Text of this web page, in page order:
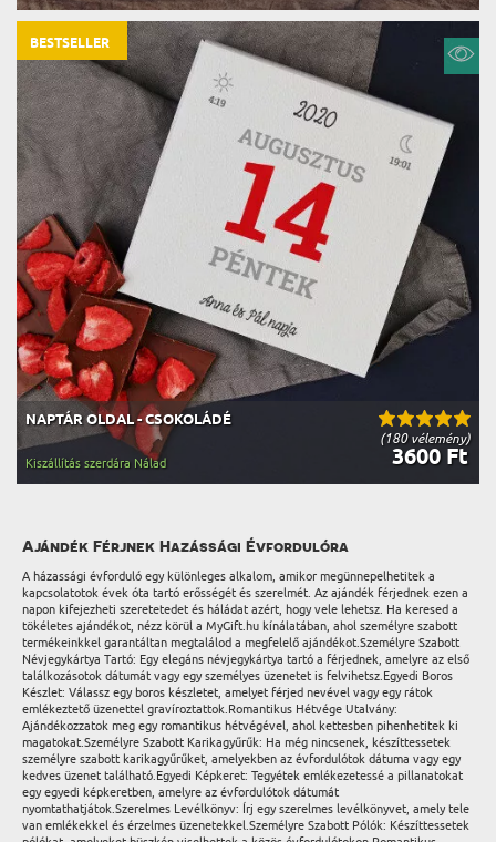
(180 vélemény)
NAPTÁR OLDAL - CSOKOLÁDÉ
3600 Ft
Kiszállítás szerdára Nálad
BESTSELLER
Ajándék Férjnek Hazássági Évfordulóra
A házassági évforduló egy különleges alkalom, amikor megünnepelhetitek a
kapcsolatotok évek óta tartó erősségét és szerelmét. Az ajándék férjednek ezen a
napon kifejezheti szeretetedet és háládat azért, hogy vele lehetsz. Ha keresed a
tökéletes ajándékot, nézz körül a MyGift.hu kínálatában, ahol személyre szabott
termékeinkkel garantáltan megtalálod a megfelelő ajándékot.Személyre Szabott
Névjegykártya Tartó: Egy elegáns névjegykártya tartó a férjednek, amelyre az első
találkozásotok dátumát vagy egy személyes üzenetet is felvihetsz.Egyedi Boros
Készlet: Válassz egy boros készletet, amelyet férjed nevével vagy egy rátok
emlékeztető üzenettel gravíroztattok.Romantikus Hétvége Utalvány:
Ajándékozzatok meg egy romantikus hétvégével, ahol kettesben pihenhetitek ki
magatokat.Személyre Szabott Karikagyűrűk: Ha még nincsenek, készíttessetek
személyre szabott karikagyűrűket, amelyekben az évfordulótok dátuma vagy egy
kedves üzenet található.Egyedi Képkeret: Tegyétek emlékezetessé a pillanatokat
egy egyedi képkeretben, amelyre az évfordulótok dátumát
nyomtathatjátok.Szerelmes Levélkönyv: Írj egy szerelmes levélkönyvet, amely tele
van emlékekkel és érzelmes üzenetekkel.Személyre Szabott Pólók: Készíttessetek